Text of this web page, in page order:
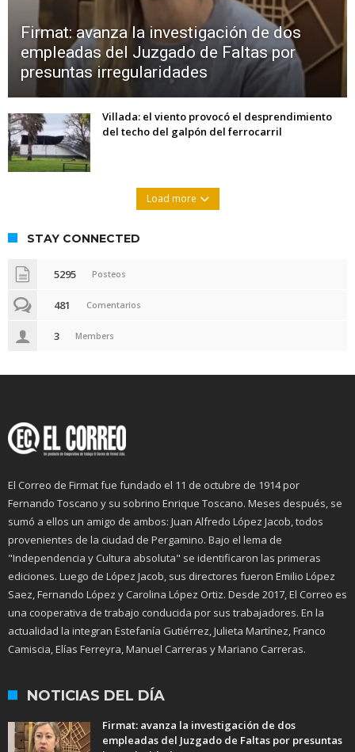
Firmat: avanza la investigación de dos
empleadas del Juzgado de Faltas por
presuntas irregularidades
Villada: el viento provocó el desprendimiento
del techo del galpón del ferrocarril
Load more
STAY CONNECTED
5295 Posteos
481 Comentarios
3 Members
El Correo de Firmat fue fundado el 11 de octubre de 1914 por
Fernando Toscano y su sobrino Enrique Toscano. Meses después, se
sumó a ellos un amigo de ambos: Juan Alfredo López Jacob, todos
provenientes de la ciudad de Pergamino. Bajo el lema de
"Independencia y Cultura absoluta" se identificaron las primeras
ediciones. Luego de López Jacob, sus directores fueron Emilio López
Saez, Fernando López y Carolina López Ortiz. Desde 2017, El Correo es
una cooperativa de trabajo conducida por sus trabajadores. En la
actualidad la integran Estefanía Gutiérrez, Julieta Martínez, Franco
Camiscia, Elías Ferreyra, Manuel Carreras y Mariano Carreras.
NOTICIAS DEL DÍA
Firmat: avanza la investigación de dos
empleadas del Juzgado de Faltas por presuntas